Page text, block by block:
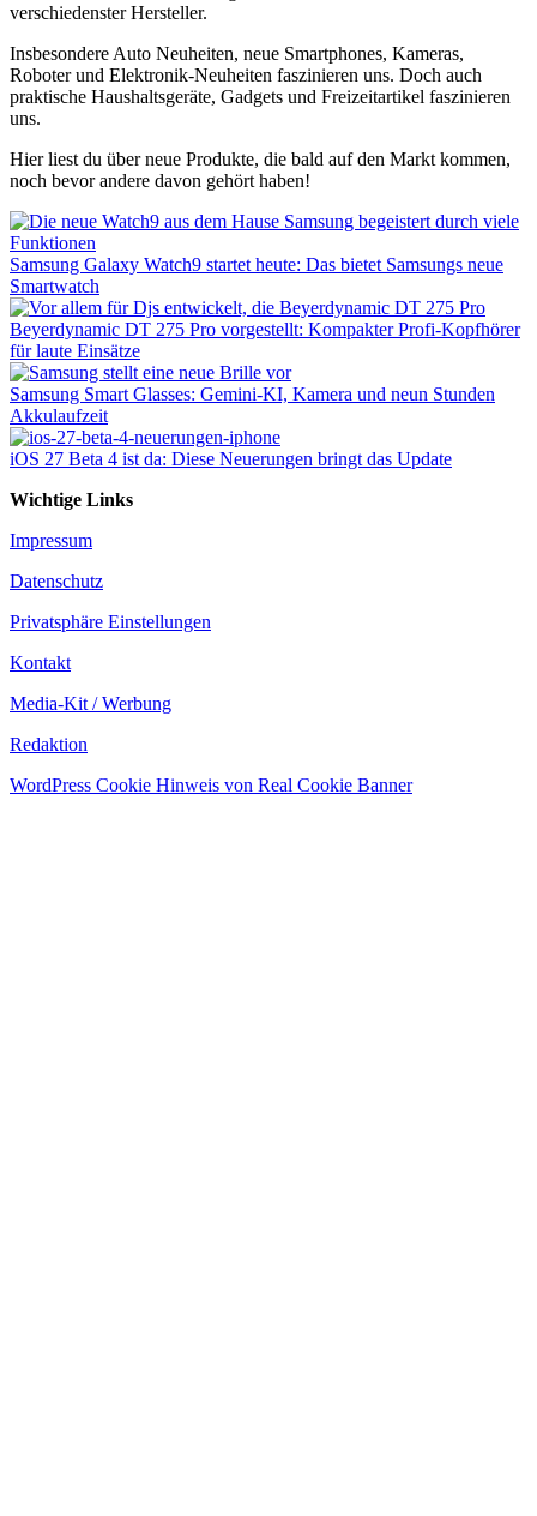
verschiedenster Hersteller.
Insbesondere Auto Neuheiten, neue Smartphones, Kameras,
Roboter und Elektronik-Neuheiten faszinieren uns. Doch auch
praktische Haushaltsgeräte, Gadgets und Freizeitartikel faszinieren
uns.
Hier liest du über neue Produkte, die bald auf den Markt kommen,
noch bevor andere davon gehört haben!
Samsung Galaxy Watch9 startet heute: Das bietet Samsungs neue
Smartwatch
Beyerdynamic DT 275 Pro vorgestellt: Kompakter Profi-Kopfhörer
für laute Einsätze
Samsung Smart Glasses: Gemini-KI, Kamera und neun Stunden
Akkulaufzeit
iOS 27 Beta 4 ist da: Diese Neuerungen bringt das Update
Wichtige Links
Impressum
Datenschutz
Privatsphäre Einstellungen
Kontakt
Media-Kit / Werbung
Redaktion
WordPress Cookie Hinweis von Real Cookie Banner